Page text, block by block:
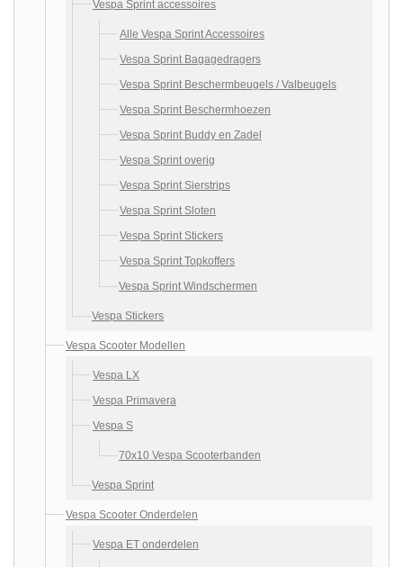
Vespa Sprint accessoires
Alle Vespa Sprint Accessoires
Vespa Sprint Bagagedragers
Vespa Sprint Beschermbeugels / Valbeugels
Vespa Sprint Beschermhoezen
Vespa Sprint Buddy en Zadel
Vespa Sprint overig
Vespa Sprint Sierstrips
Vespa Sprint Sloten
Vespa Sprint Stickers
Vespa Sprint Topkoffers
Vespa Sprint Windschermen
Vespa Stickers
Vespa Scooter Modellen
Vespa LX
Vespa Primavera
Vespa S
70x10 Vespa Scooterbanden
Vespa Sprint
Vespa Scooter Onderdelen
Vespa ET onderdelen